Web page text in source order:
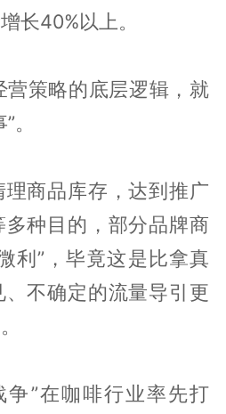
长40%以上。
营策略的底层逻辑，就
。
商品库存，达到推广
种目的，部分品牌商
利”，毕竟这是比拿真
不确定的流量导引更
争”在咖啡行业率先打